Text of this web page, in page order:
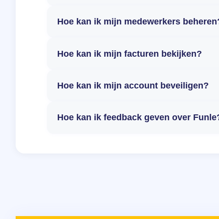
Hoe kan ik mijn medewerkers
Hoe kan ik mijn facturen bekijken?
Hoe kan ik mijn account beveiligen?
Hoe kan ik feedback geven over